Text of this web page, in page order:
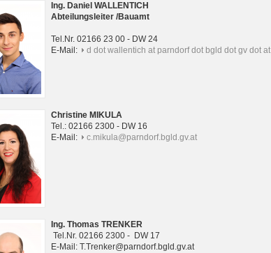
Ing. Daniel WALLENTICH
Abteilungsleiter /Bauamt
Tel.Nr. 02166 23 00 - DW 24
E-Mail:
d dot wallentich at parndorf dot bgld dot gv dot at
Christine MIKULA
Tel.: 02166 2300 - DW 16
E-Mail:
c.mikula@parndorf.bgld.gv.at
Ing. Thomas TRENKER
Tel.Nr. 02166 2300 - DW 17
E-Mail: T.Trenker@parndorf.bgld.gv.at